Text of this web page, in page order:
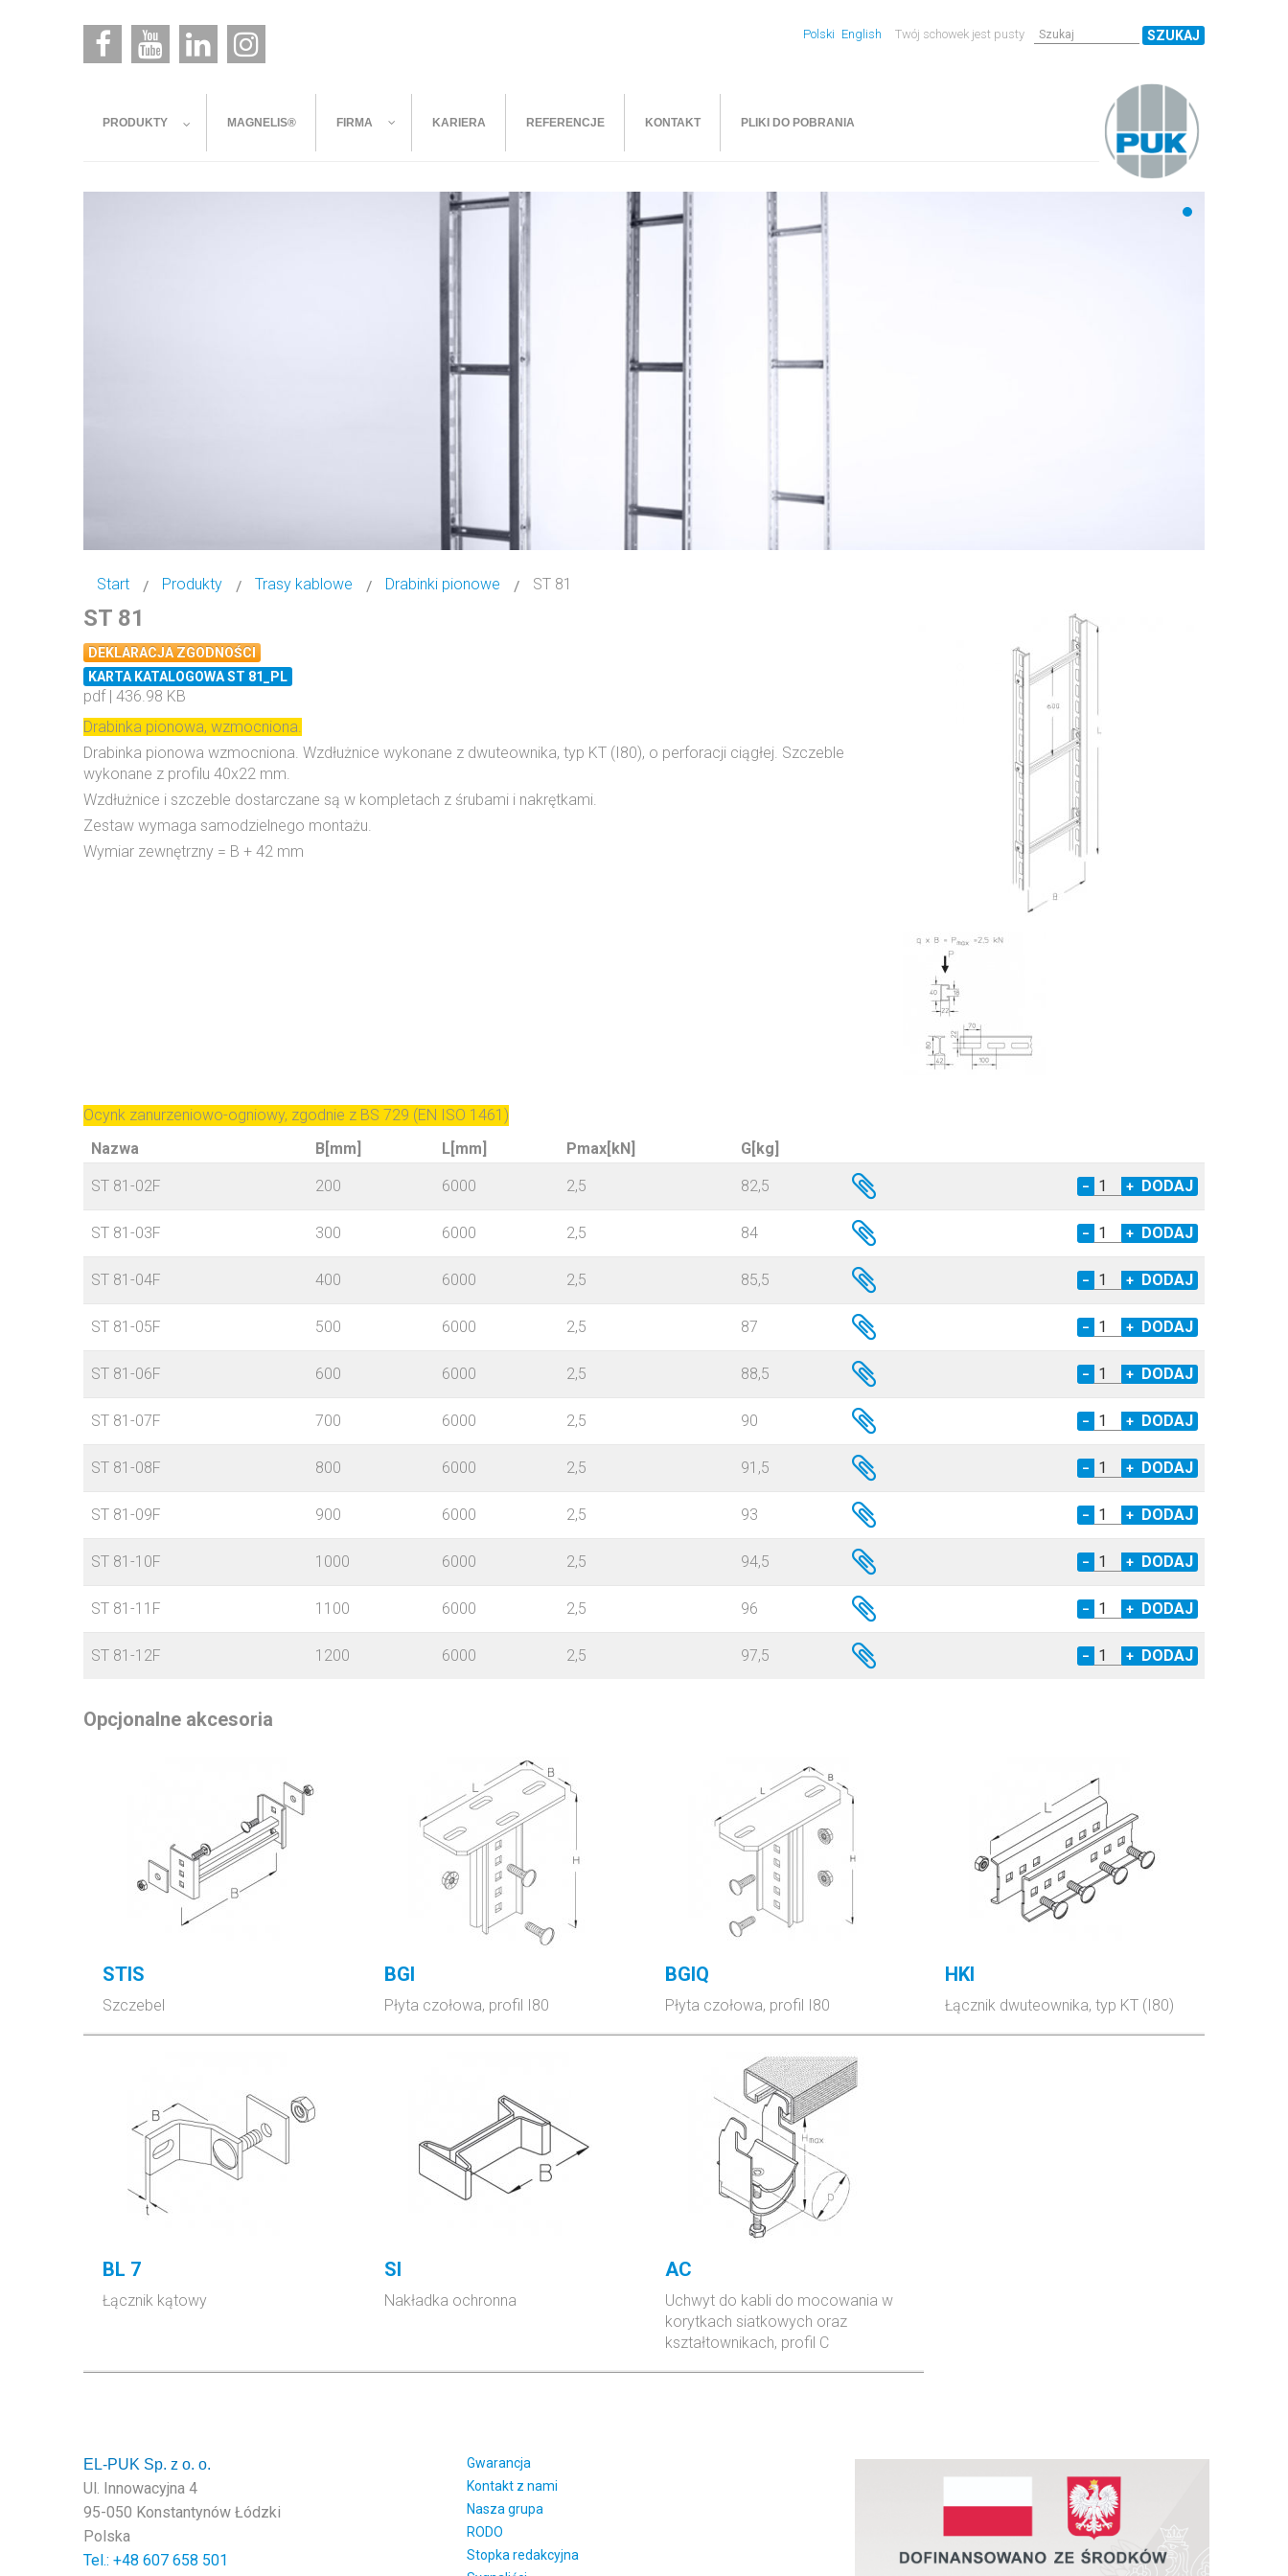
SZUKAJ
Twój schowek jest pusty
Polski English
PRODUKTY MAGNELIS® FIRMA KARIERA REFERENCJE KONTAKT PLIKI DO POBRANIA
Start Produkty Trasy kablowe Drabinki pionowe ST 81
ST 81
DEKLARACJA ZGODNOŚCI
KARTA KATALOGOWA ST 81_PL
pdf | 436.98 KB
Drabinka pionowa, wzmocniona.
Drabinka pionowa wzmocniona. Wzdłużnice wykonane z dwuteownika, typ KT (I80), o perforacji ciągłej. Szczeble
wykonane z profilu 40x22 mm.
Wzdłużnice i szczeble dostarczane są w kompletach z śrubami i nakrętkami.
Zestaw wymaga samodzielnego montażu.
Wymiar zewnętrzny = B + 42 mm
Ocynk zanurzeniowo-ogniowy, zgodnie z BS 729 (EN ISO 1461)
Nazwa
B[mm] L[mm] Pmax[kN] G[kg]
ST 81-02F 200 6000 2,5 82,5 − +
ST 81-03F 300 6000 2,5 84 − +
ST 81-04F 400 6000 2,5 85,5 − +
ST 81-05F 500 6000 2,5 87 − +
ST 81-06F 600 6000 2,5 88,5 − +
ST 81-07F 700 6000 2,5 90 − +
ST 81-08F 800 6000 2,5 91,5 − +
ST 81-09F 900 6000 2,5 93 − +
ST 81-10F 1000 6000 2,5 94,5 − +
ST 81-11F 1100 6000 2,5 96 − +
ST 81-12F 1200 6000 2,5 97,5 − +
Opcjonalne akcesoria
STIS
Szczebel
BGI
Płyta czołowa, profil I80
BGIQ
Płyta czołowa, profil I80
HKI
Łącznik dwuteownika, typ KT (I80)
BL 7
Łącznik kątowy
SI
Nakładka ochronna
AC
Uchwyt do kabli do mocowania w
korytkach siatkowych oraz
kształtownikach, profil C
EL-PUK Sp. z o. o.
Ul. Innowacyjna 4
95-050 Konstantynów Łódzki
Polska
Tel.: +48 607 658 501
Gwarancja
Kontakt z nami
Nasza grupa
RODO
Stopka redakcyjna